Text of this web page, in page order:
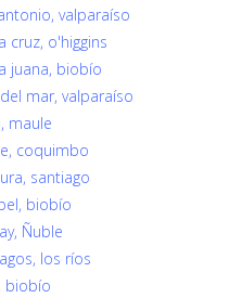
valparaíso
cruz, o'higgins
juana, biobío
mar, valparaíso
maule
coquimbo
santiago
biobío
Ñuble
los ríos
biobío